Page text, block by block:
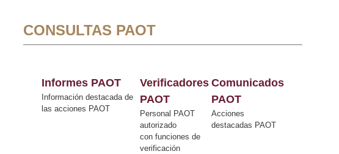
CONSULTAS PAOT
Informes PAOT
Información destacada de
las acciones PAOT
Verificadores
PAOT
Personal PAOT
autorizado
con funciones de
verificación
Comunicados
PAOT
Acciones
destacadas PAOT